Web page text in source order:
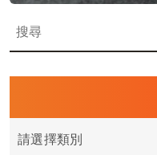
關於高林
聯絡我們
資訊專區
自動化縫紉機
下載專區
請選擇類別